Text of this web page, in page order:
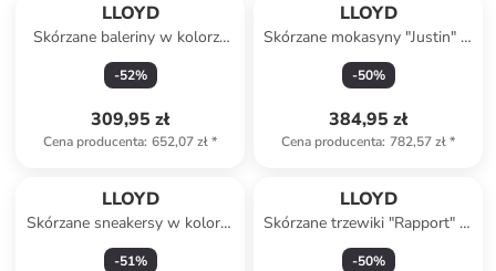
LLOYD
Skórzane baleriny w kolorze
beżowym
-52%
309,95 zł
Cena producenta: 652,07 zł*
LLOYD
Skórzane mokasyny "Justin" w
kolorze szarobrązowym
-50%
384,95 zł
Cena producenta: 782,57 zł*
LLOYD
Skórzane sneakersy w kolorze
srebrno-białym
-51%
LLOYD
Skórzane trzewiki "Rapport" w
kolorze jasnobrązowym
-50%